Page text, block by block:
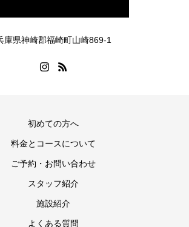
庫県神崎郡福崎町山崎869-1
初めての方へ
料金とコースについて
ご予約・お問い合わせ
スタッフ紹介
施設紹介
よくある質問